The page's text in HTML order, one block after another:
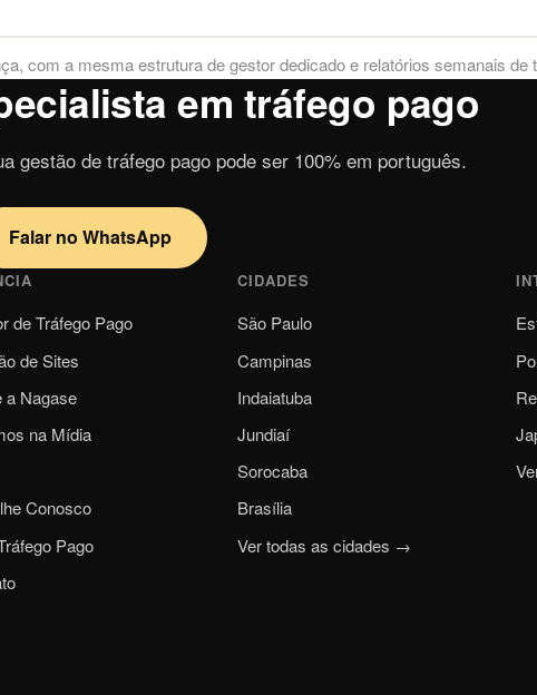
, com a mesma estrutura de gestor dedicado e relatórios semanais de
em tráfego pago
gestão de tráfego pago pode ser 100% em português.
Falar no WhatsApp
de Tráfego Pago
de Sites
a Nagase
na Mídia
Conosco
Pago
CIDADES
São Paulo
Campinas
Indaiatuba
Jundiaí
Sorocaba
Brasília
Ver todas as cidades →